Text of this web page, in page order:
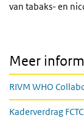
van tabaks- en
Meer
RIVM WHO
Kaderverdrag